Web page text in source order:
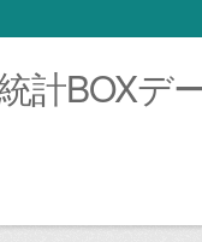
計BOXデ